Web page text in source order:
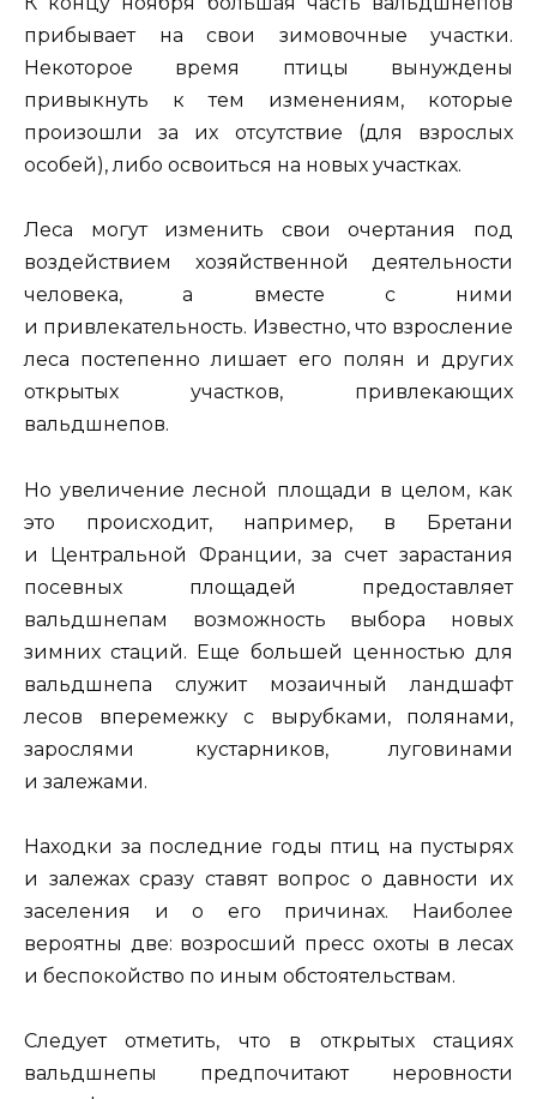
прибывает на свои зимовочные участки.
Некоторое время птицы вынуждены
привыкнуть к тем изменениям, которые
произошли за их отсутствие (для взрослых
особей), либо освоиться на новых участках.
Леса могут изменить свои очертания под
воздействием хозяйственной деятельности
человека, а вместе с ними
и привлекательность. Известно, что взросление
леса постепенно лишает его полян и других
открытых участков, привлекающих
вальдшнепов.
Но увеличение лесной площади в целом, как
это происходит, например, в Бретани
и Центральной Франции, за счет зарастания
посевных площадей предоставляет
вальдшнепам возможность выбора новых
зимних стаций. Еще большей ценностью для
вальдшнепа служит мозаичный ландшафт
лесов вперемежку с вырубками, полянами,
зарослями кустарников, луговинами
и залежами.
Находки за последние годы птиц на пустырях
и залежах сразу ставят вопрос о давности их
заселения и о его причинах. Наиболее
вероятны две: возросший пресс охоты в лесах
и беспокойство по иным обстоятельствам.
Следует отметить, что в открытых стациях
вальдшнепы предпочитают неровности